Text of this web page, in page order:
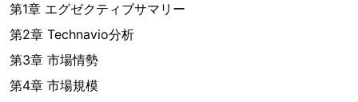
第1章 エグゼクティブサマリー
第2章 Technavio分析
第3章 市場情勢
第4章 市場規模